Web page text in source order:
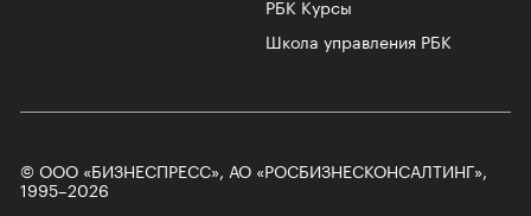
РБК Курсы
Школа управления РБК
© ООО «БИЗНЕСПРЕСС», АО «РОСБИЗНЕСКОНСАЛТИНГ»,
1995–2026